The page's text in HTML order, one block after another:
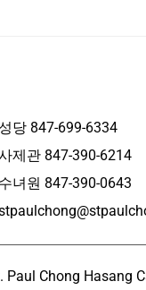
성당 847-699-6334
제관 847-390-6214
수녀원 847-390-0643
Chong Hasang